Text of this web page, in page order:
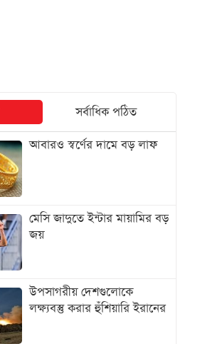
সর্বাধিক পঠিত
আবারও স্বর্ণের দামে বড় লাফ
মেসি জাদুতে ইন্টার মায়ামির বড়
জয়
উপসাগরীয় দেশগুলোকে
লক্ষ্যবস্তু করার হুঁশিয়ারি ইরানের